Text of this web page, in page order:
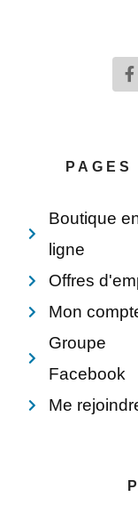
F
a
c
PAGES
Boutique
ligne
Offres
Mon
Groupe
Facebook
Me